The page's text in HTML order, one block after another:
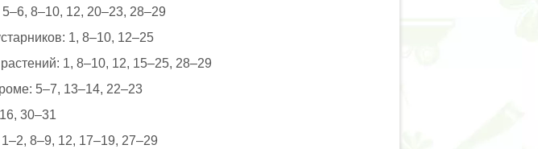
8–10, 12, 20–23, 28–29
1, 8–10, 12–25
1, 8–10, 12, 15–25, 28–29
5–7, 13–14, 22–23
30–31
8–9, 12, 17–19, 27–29